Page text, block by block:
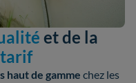
et de la
haut de gamme chez les